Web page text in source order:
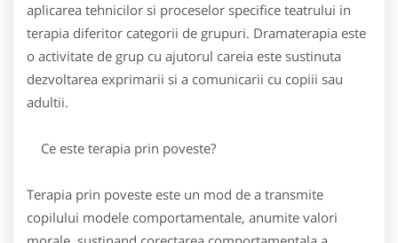
aplicarea tehnicilor si proceselor specifice teatrului in
terapia diferitor categorii de grupuri. Dramaterapia este
o activitate de grup cu ajutorul careia este sustinuta
dezvoltarea exprimarii si a comunicarii cu copiii sau
adultii.
Ce este terapia prin poveste?
Terapia prin poveste este un mod de a transmite
copilului modele comportamentale, anumite valori